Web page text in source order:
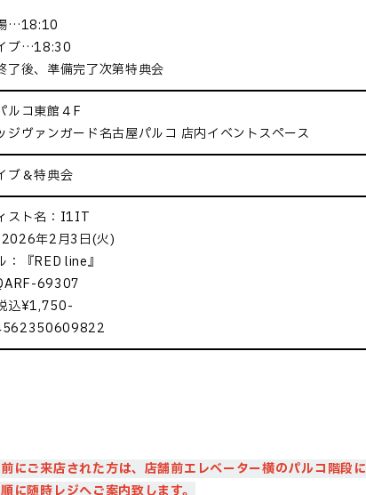
…18:10
ブ…18:30
了後、準備完了次第特典会
ルコ東館４F
ジヴァンガード名古屋パルコ 店内イベントスペース
ブ＆特典会
スト名：I1IT
2026年2月3日(火)
：『RED line』
69307
込¥1,750-
にご来店された方は、店舗前エレベーター横のパルコ階段に